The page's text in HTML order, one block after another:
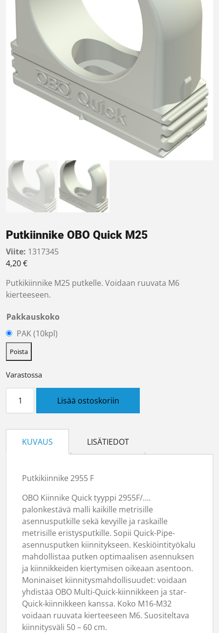
Putkiinnike OBO Quick M25
Viite: 1317345
4,20€
Putkikiinnike M25 putkelle. Voidaan ruuvata M6
kierteeseen.
Pakkauskoko
PAK (10kpl)
Poista
Varastossa
Lisää ostoskoriin
KUVAUS LISÄTIEDOT
Putkikiinnike 2955 F
OBO Kiinnike Quick tyyppi 2955F/….
palonkestävä malli kaikille metrisille
asennusputkille sekä kevyille ja raskaille
metrisille eristysputkille. Sopii Quick-Pipe-
asennusputken kiinnitykseen. Keskiöintityökalu
mahdollistaa putken optimaalisen asennuksen
ja kiinnikkeiden kiertymisen oikeaan asentoon.
Moninaiset kiinnitysmahdollisuudet: voidaan
yhdistää OBO Multi-Quick-kiinnikkeen ja star-
Quick-kiinnikkeen kanssa. Koko M16-M32
voidaan ruuvata kierteeseen M6. Suositeltava
kiinnitysväli 50 – 60 cm.